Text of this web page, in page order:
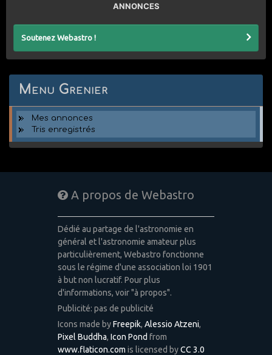
ANNONCES
Soutenez Webastro !
Menu Grenier
Mes annonces
Tris enregistrés
A propos de Webastro
Dédié au partage de l'astronomie en
général et l'astronomie amateur plus
particulièrement, Webastro fonctionne
sous le régime d'une association loi 1901
à but non lucratif. Pour plus
d'informations, voir "à propos".
Publicité: pas de publicité
Icons made byFreepik, Alessio Atzeni,
Pixel Buddha, Icon Pond from
www.flaticon.com is licensed byCC 3.0